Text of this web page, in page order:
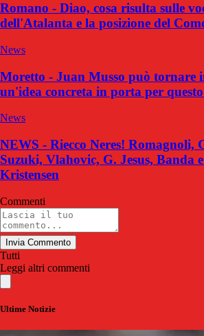
Romano - Diao, cosa risulta sulle
dell'Atalanta e la posizione del
News
Moretto - Juan Musso può tornare
un'idea concreta in porta per
News
NEWS - Riecco Neres! Romagnoli,
Suzuki, Vlahovic, G. Jesus, Banda
Kristensen
Commenti
Invia Commento
Tutti
Leggi altri commenti
Ultime Notizie